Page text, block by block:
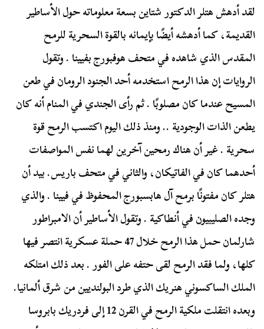
لقد أدهش هتلر الدكتور شتاين بسعة معلوماته حول الأساطير
القديمة، كما أدهشه أيضًا بإيمانه بالقوة السحرية للرمح
المقدس الذي شاهده في متحف هوفبورج بفيينا . وتقول
الروايات إن هذا الرمح استخدمه أحد الجنود الرومان في طعن
المسيح عندما كان مصلوبًا . ثم رأى الجندي في المنام أنه كان
يطعن الذات الوجودية .. ومنذ ذلك اليوم اكتسب الرمح قوة
سحرية . غير أن هناك رمحين آخرين لهما نفس المواصفات
أحدهما كان في الفاتيكان، والثاني في متحف باريس. بيد أن
هتلر كان مفتونًا برمح آل هابسبورج المحفوظ في فيينا . والذي
وجده الصليبيون في أنطاكية . وتقول الأساطير أن الامبراطور
شارلمان حمل هذا الرمح خلال 47 حملة عسكرية انتصر فيها
كلها، ولما فقد الرمح لقى حتفه على الفور . بعد ذلك امتلكه
الملك الساكسوني هنريك الذي طرد البولنديين من شرق ألمانيا.
وبعده انتقلت ملكية الرمح في القرن 12 إلى فردريك بابروسا